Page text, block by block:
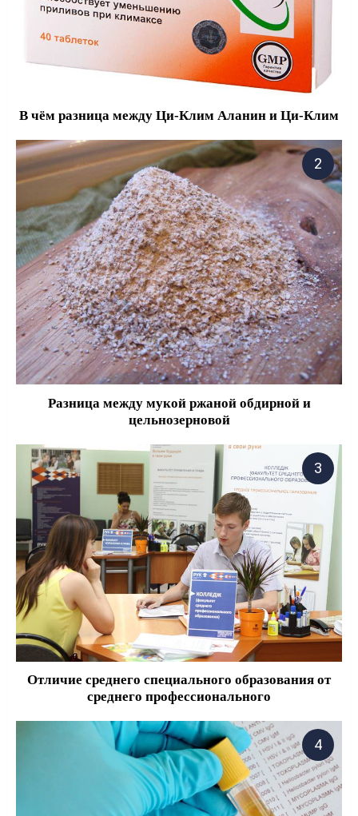
В чём разница между Ци-Клим Аланин и Ци-Клим
Разница между мукой ржаной обдирной и
цельнозерновой
Отличие среднего специального образования от
среднего профессионального